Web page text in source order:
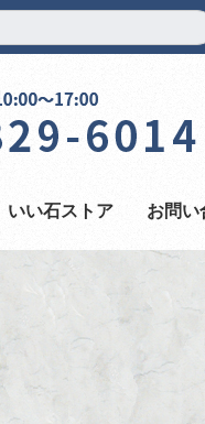
いい石ストア お問い